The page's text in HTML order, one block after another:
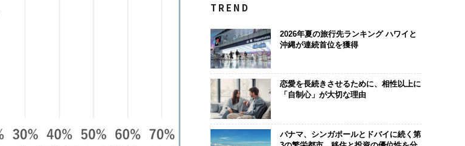
TREND
2026年夏の旅行先ランキング ハワイと
沖縄が連続首位を獲得
恋愛を長続きさせるために、相性以上に
「自制心」が大切な理由
パナマ、シンガポールとドバイに続く第